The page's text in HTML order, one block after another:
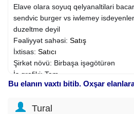
Elave olara soyuq qelyanaltilari
sendvic burger vs iwlemey
duzeltme deyil
Fəaliyyət sahəsi: Satış
İxtisas: Satıcı
Şirkət növü: Birbaşa işəgötürən
İş qrafiki: Tam
İş təcrübəsi: 1 ildən 3 ilə qədər
İş yerinin ünvanı: 28 May m.
Bu elanın vaxtı bitib. Oxşar
Tural